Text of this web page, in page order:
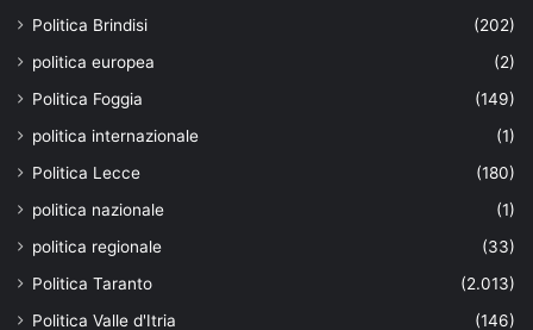
Politica Brindisi
(202)
politica europea
(2)
Politica Foggia
(149)
politica internazionale
(1)
Politica Lecce
(180)
politica nazionale
(1)
politica regionale
(33)
Politica Taranto
(2.013)
Politica Valle d'Itria
(146)